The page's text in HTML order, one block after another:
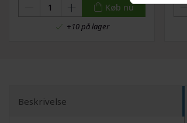
Køb nu
+10 på lager
Beskrivelse